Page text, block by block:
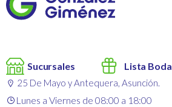
Sucursales Lista Boda
25 De Mayo y Antequera, Asunción.
Lunes a Viernes de 08:00 a 18:00